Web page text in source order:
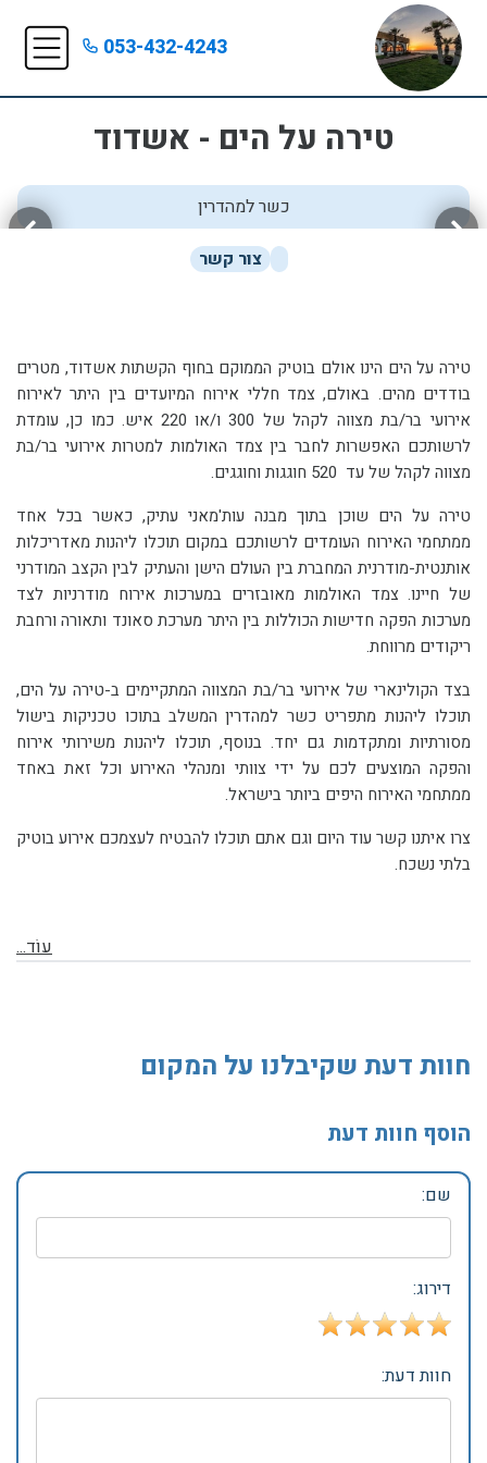
053-432-4243
טירה על הים - אשדוד
כשר למהדרין
צור קשר
טירה על הים הינו אולם בוטיק הממוקם בחוף הקשתות אשדוד, מטרים
בודדים מהים. באולם, צמד חללי אירוח המיועדים בין היתר לאירוח
אירועי בר/בת מצווה לקהל של 300 ו/או 220 איש. כמו כן, עומדת
לרשותכם האפשרות לחבר בין צמד האולמות למטרות אירועי בר/בת
מצווה לקהל של עד 520 חוגגות וחוגגים.
טירה על הים שוכן בתוך מבנה עות'מאני עתיק, כאשר בכל אחד
ממתחמי האירוח העומדים לרשותכם במקום תוכלו ליהנות מאדריכלות
אותנטית-מודרנית המחברת בין העולם הישן והעתיק לבין הקצב המודרני
של חיינו. צמד האולמות מאובזרים במערכות אירוח מודרניות לצד
מערכות הפקה חדישות הכוללות בין היתר מערכת סאונד ותאורה ורחבת
ריקודים מרווחת.
בצד הקולינארי של אירועי בר/בת המצווה המתקיימים ב-טירה על הים,
תוכלו ליהנות מתפריט כשר למהדרין המשלב בתוכו טכניקות בישול
מסורתיות ומתקדמות גם יחד. בנוסף, תוכלו ליהנות משירותי אירוח
והפקה המוצעים לכם על ידי צוותי ומנהלי האירוע וכל זאת באחד
ממתחמי האירוח היפים ביותר בישראל.
צרו איתנו קשר עוד היום וגם אתם תוכלו להבטיח לעצמכם אירוע בוטיק
בלתי נשכח.
עוֹד...
חוות דעת שקיבלנו על המקום
הוסף חוות דעת
שם:
דירוג:
חוות דעת: